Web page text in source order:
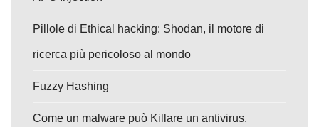
Pillole di Ethical hacking: Shodan, il motore di
ricerca più pericoloso al mondo
Fuzzy Hashing
Come un malware può Killare un antivirus.